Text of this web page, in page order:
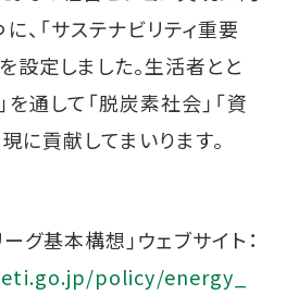
、「サステナビリティ重要
設定しました。生活者とと
通して「脱炭素社会」「資
に貢献してまいります。
グ基本構想」ウェブサイト：
policy/energy_